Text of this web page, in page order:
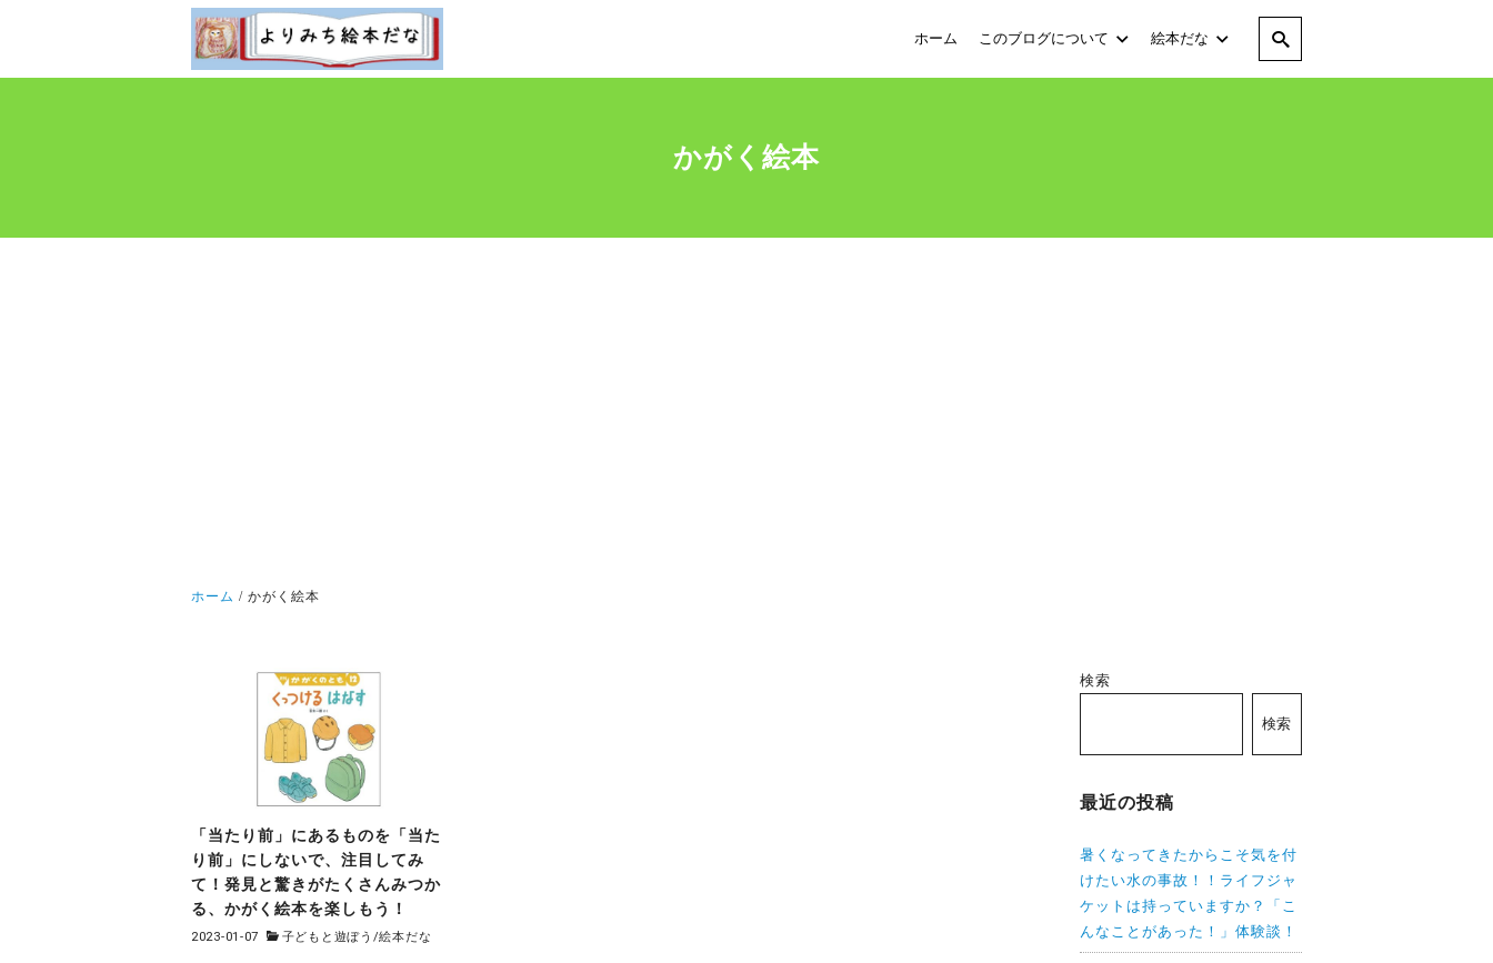
ホーム このブログについて 絵本だな
かがく絵本
ホーム かがく絵本
「当たり前」にあるものを「当た
り前」にしないで、注目してみ
て！発見と驚きがたくさんみつか
る、かがく絵本を楽しもう！
2023-01-07 子どもと遊ぼう /絵本だな
検索
検索
最近の投稿
暑くなってきたからこそ気を付
けたい水の事故！！ライフジャ
ケットは持っていますか？「こ
んなことがあった！」体験談！